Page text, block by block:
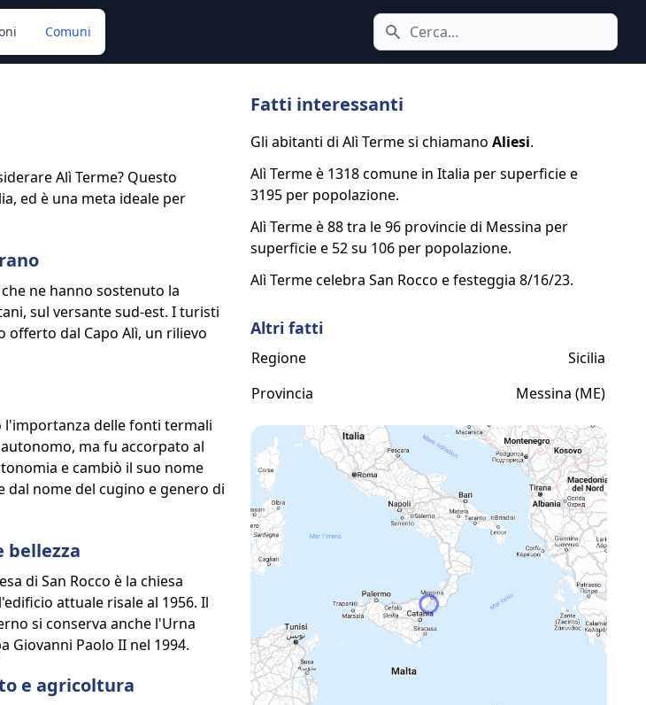
Cerca icona
Comuni
Alì Terme? Questo
ed è una meta ideale per
ne hanno sostenuto la
sul versante sud-est. I turisti
offerto dal Capo Alì, un rilievo
l'importanza delle fonti termali
ma fu accorpato al
e cambiò il suo nome
dal nome del cugino e genero di
bellezza
di San Rocco è la chiesa
attuale risale al 1956. Il
si conserva anche l'Urna
Giovanni Paolo II nel 1994.
e agricoltura
Fatti interessanti
Gli abitanti di Alì Terme si chiamanoAliesi.
Alì Terme è 1318 comune in Italia per superficie e
3195 per popolazione.
Alì Terme è 88 tra le 96 provincie di Messina per
superficie e 52 su 106 per popolazione.
Alì Terme celebra San Rocco e festeggia 8/16/23.
Altri fatti
Regione
Sicilia
Provincia
Messina (ME)